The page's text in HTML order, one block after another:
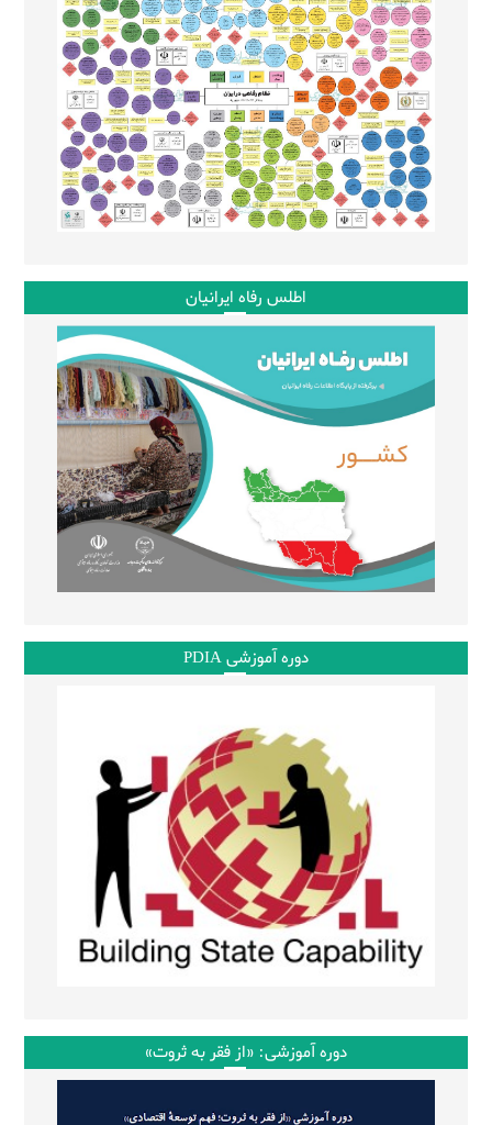
اطلس رفاه ایرانیان
دوره آموزشی PDIA
دوره آموزشی: «از فقر به ثروت»